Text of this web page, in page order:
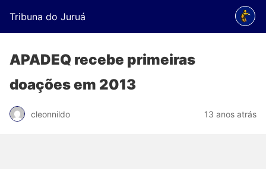
Tribuna do Juruá
APADEQ recebe primeiras
doações em 2013
cleonnildo 13 anos atrás